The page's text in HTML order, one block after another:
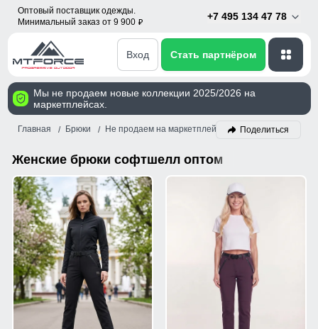
Оптовый поставщик одежды.
Минимальный заказ от 9 900 p
+7 495 134 47 78
Вход Стать партнёром
Мы не продаем новые коллекции 2025/2026 на
маркетплейсах.
Главная Брюки Не продаем на маркетплейсах! Софтшелл
Поделиться
Женские брюки софтшелл оптом